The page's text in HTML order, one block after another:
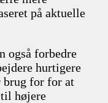
på aktuelle
også forbedre
hurtigere
brug for for at
højere